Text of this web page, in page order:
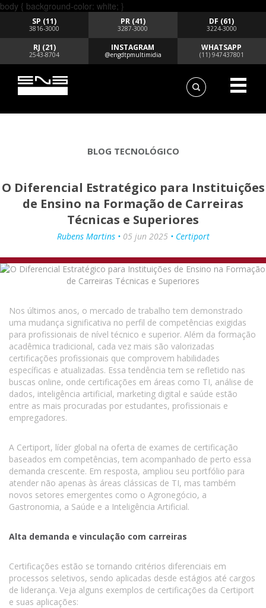
body { background-color: white; }
SP (11)
3816-3000
PR (41)
3287-3000
DF (61)
3224-3000
RJ (21)
2543-8704
INSTAGRAM
@engdtpmultimidia
WHATSAPP
(11) 947437801
BLOG TECNOLÓGICO
O Diferencial Estratégico para Instituições
de Ensino na Formação de Carreiras
Técnicas e Superiores
Rubens Martins • 05 jun 2025• Certiport
Nos últimos anos, o mercado de trabalho tem demonstrado
uma mudança significativa no perfil de competências exigidas
para profissionais de nível técnico e superior. Além da formação
acadêmica tradicional, cada vez mais são valorizadas
certificações profissionais que comprovem habilidades
específicas e atualizadas. Essa tendência tem se refletido nas
buscas online, onde certificações em áreas como TI, análise de
dados, inteligência artificial, marketing digital e saúde estão
entre as mais procuradas por estudantes, profissionais e
empregadores.
A Certiport, líder global na oferta de exames de certificação
baseados em competências, tem acompanhado de perto essa
demanda crescente. Em resposta, ampliou seu portfólio para
atender não apenas às áreas clássicas de TI, mas também
novos setores emergentes como o Agronegócio, a
Gastronomia, a Saúde e a Inteligência Artificial.
Alta demanda e vinculação com carreiras
Certificações estão se tornando critérios diferenciais em
processos seletivos, sendo aplicadas desde estágios até cargos
de liderança. Veja alguns exemplos de certificações da Certiport
e suas aplicações: